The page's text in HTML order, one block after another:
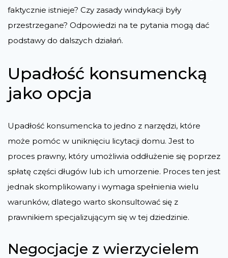
faktycznie istnieje? Czy zasady windykacji były
przestrzegane? Odpowiedzi na te pytania mogą dać
podstawy do dalszych działań.
Upadłość konsumencką
jako opcja
Upadłość konsumencka to jedno z narzędzi, które
może pomóc w uniknięciu licytacji domu. Jest to
proces prawny, który umożliwia oddłużenie się poprzez
spłatę części długów lub ich umorzenie. Proces ten jest
jednak skomplikowany i wymaga spełnienia wielu
warunków, dlatego warto skonsultować się z
prawnikiem specjalizującym się w tej dziedzinie.
Negocjacje z wierzycielem